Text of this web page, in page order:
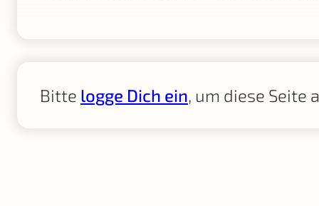
Bitte logge Dich ein, um diese Seite